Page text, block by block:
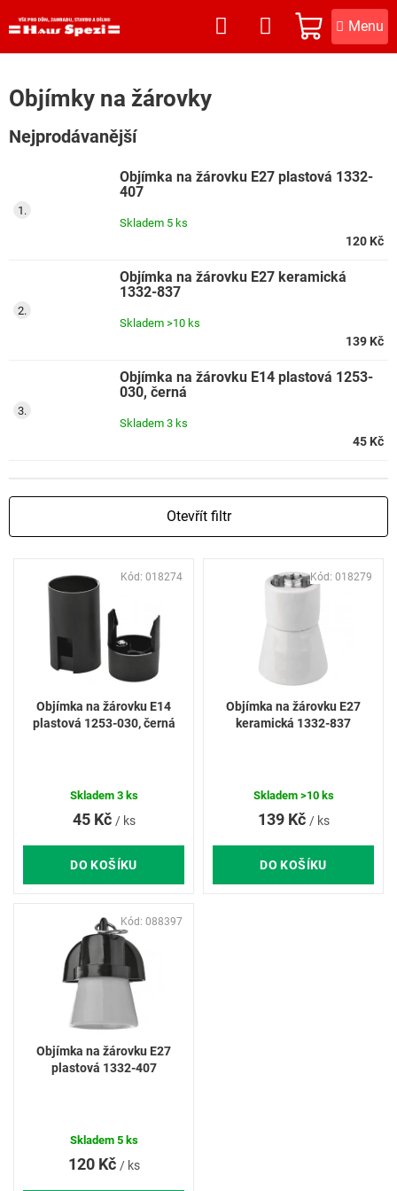
na
NÁKUPNÍ
KOŠÍK
Objímky na žárovky
Nejprodávanější
Objímka na žárovku E27 plastová 1332-
407
Skladem 5 ks
120 Kč
Objímka na žárovku E27 keramická
1332-837
Skladem >10 ks
139 Kč
Objímka na žárovku E14 plastová 1253-
030, černá
Skladem 3 ks
45 Kč
Otevřít filtr
Objímka na žárovku E14
plastová 1253-030, černá
45 Kč / ks
DO KOŠÍKU
Skladem 3 ks
Kód: 018274
Objímka na žárovku E27
keramická 1332-837
139 Kč / ks
DO KOŠÍKU
Skladem >10 ks
Kód: 018279
Objímka na žárovku E27
plastová 1332-407
120 Kč / ks
Skladem 5 ks
Kód: 088397